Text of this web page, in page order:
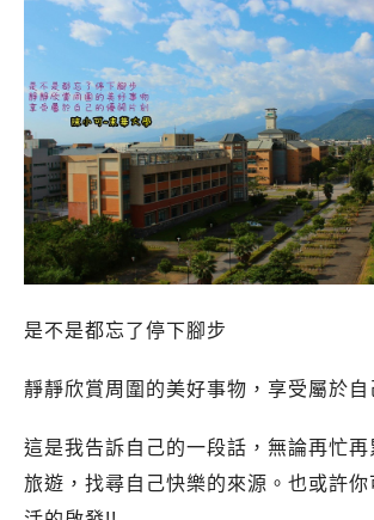
是不是都忘了停下腳步
靜靜欣賞周圍的美好事物，享受屬於自
這是我告訴自己的一段話，無論再忙
旅遊，找尋自己快樂的來源。也或許你